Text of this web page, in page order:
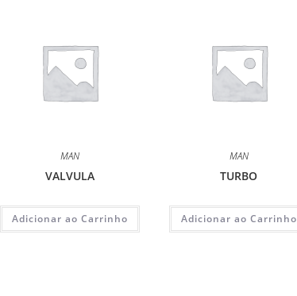
MAN
VALVULA
Adicionar ao Carrinho
MAN
TURBO
Adicionar ao Carrinho